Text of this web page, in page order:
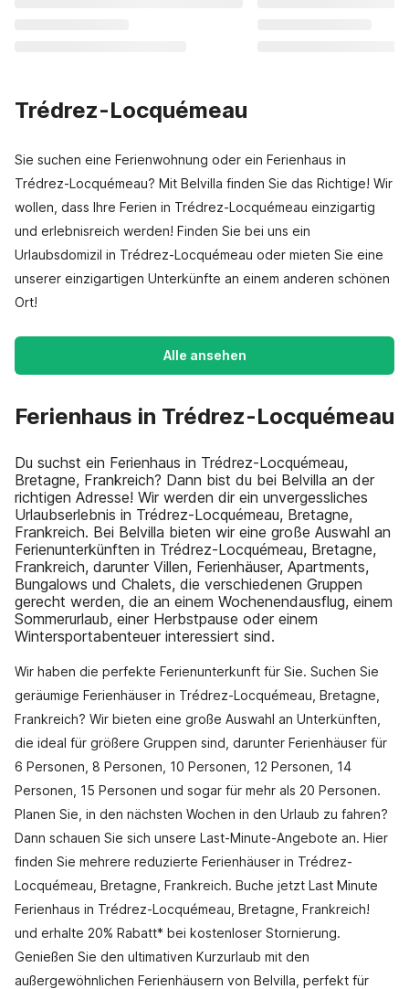
Trédrez-Locquémeau
Sie suchen eine Ferienwohnung oder ein Ferienhaus in
Trédrez-Locquémeau? Mit Belvilla finden Sie das Richtige! Wir
wollen, dass Ihre Ferien in Trédrez-Locquémeau einzigartig
und erlebnisreich werden! Finden Sie bei uns ein
Urlaubsdomizil in Trédrez-Locquémeau oder mieten Sie eine
unserer einzigartigen Unterkünfte an einem anderen schönen
Ort!
Alle ansehen
Ferienhaus in Trédrez-Locquémeau
Du suchst ein Ferienhaus in Trédrez-Locquémeau,
Bretagne, Frankreich? Dann bist du bei Belvilla an der
richtigen Adresse! Wir werden dir ein unvergessliches
Urlaubserlebnis in Trédrez-Locquémeau, Bretagne,
Frankreich. Bei Belvilla bieten wir eine große Auswahl an
Ferienunterkünften in Trédrez-Locquémeau, Bretagne,
Frankreich, darunter Villen, Ferienhäuser, Apartments,
Bungalows und Chalets, die verschiedenen Gruppen
gerecht werden, die an einem Wochenendausflug, einem
Sommerurlaub, einer Herbstpause oder einem
Wintersportabenteuer interessiert sind.
Wir haben die perfekte Ferienunterkunft für Sie. Suchen Sie
geräumige Ferienhäuser in Trédrez-Locquémeau, Bretagne,
Frankreich? Wir bieten eine große Auswahl an Unterkünften,
die ideal für größere Gruppen sind, darunter Ferienhäuser für
6 Personen, 8 Personen, 10 Personen, 12 Personen, 14
Personen, 15 Personen und sogar für mehr als 20 Personen.
Planen Sie, in den nächsten Wochen in den Urlaub zu fahren?
Dann schauen Sie sich unsere Last-Minute-Angebote an. Hier
finden Sie mehrere reduzierte Ferienhäuser in Trédrez-
Locquémeau, Bretagne, Frankreich. Buche jetzt Last Minute
Ferienhaus in Trédrez-Locquémeau, Bretagne, Frankreich!
und erhalte 20% Rabatt* bei kostenloser Stornierung.
Genießen Sie den ultimativen Kurzurlaub mit den
außergewöhnlichen Ferienhäusern von Belvilla, perfekt für